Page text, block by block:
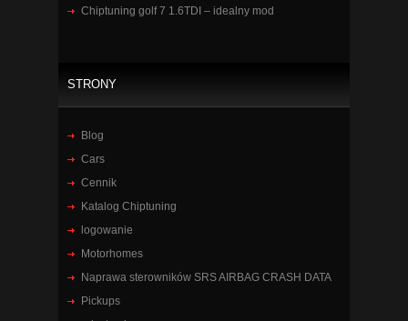
Chiptuning golf 7 1.6TDI – idealny mod
STRONY
Blog
Cars
Cennik
Katalog Chiptuning
logowanie
Motorhomes
Naprawa sterowników SRS AIRBAG CRASH DATA
Pickups